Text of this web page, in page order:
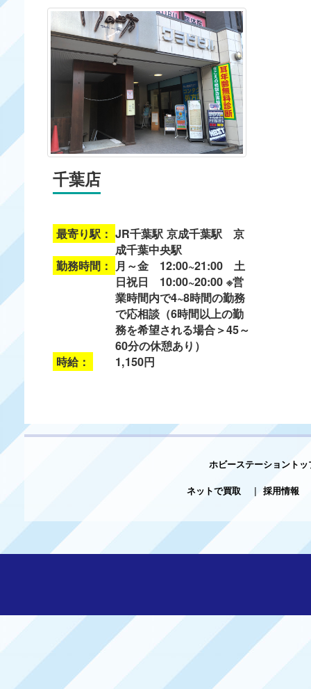
千葉店
最寄り駅： JR千葉駅 京成千葉駅 京
成千葉中央駅
勤務時間： 月～金 12:00~21:00 土
日祝日 10:00~20:00 ※営
業時間内で4~8時間の勤務
で応相談（6時間以上の勤
務を希望される場合＞45～
60分の休憩あり）
時給：
1,150円
ホビーステーショントッ
ネットで買取
| 採用情報